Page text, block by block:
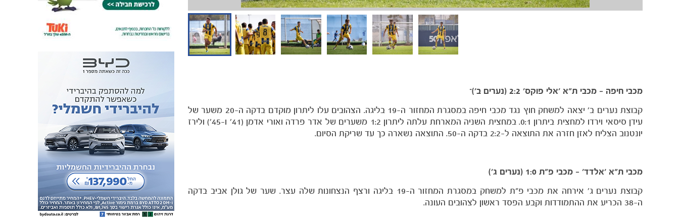
מכבי חיפה – מכבי ת״א ׳אלי פוקס׳ 2:2 (נערים ב׳)ֿ
קבוצת נערים ב׳ יצאה למשחק חוץ נגד מכבי חיפה במסגרת המחזור ה-19 בליגה. הצהובים עלו ליתרון מוקדם בדקה ה-20 משער של
עידן סיסאי וירדו למחצית ביתרון 0:1. במחצית השניה המארחת עלתה ליתרון 1:2 משערים של אדר פרדה ואורי אדמן (41׳ ו-45׳) ולירז
יונטנוב הצליח לאזן חזרה את התוצאה ל-2:2 בדקה ה-50. התוצאה נשארה כך עד שריקת הסיום.
מכבי ת״א ׳אלדד׳ – מכבי פ״ת 1:0 (נערים ג׳)
קבוצת נערים ג׳ אירחה את מכבי פ״ת למשחק במסגרת המחזור ה-19 בליגה ורצף הנצחונות שלה עצר. שער של גולן אביב בדקה
ה-38 הכריע את ההתמודדות וקבע הפסד ראשון לצהובים העונה.